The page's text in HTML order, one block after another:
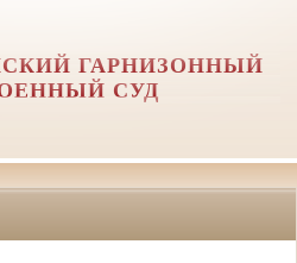
ГАРНИЗОННЫЙ
СУД